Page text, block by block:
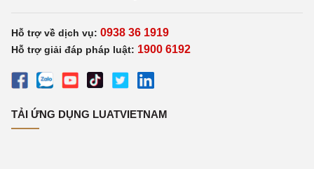
Hỗ trợ về dịch vụ: 0938 36 1919
Hỗ trợ giải đáp pháp luật: 1900 6192
TẢI ỨNG DỤNG LUATVIETNAM